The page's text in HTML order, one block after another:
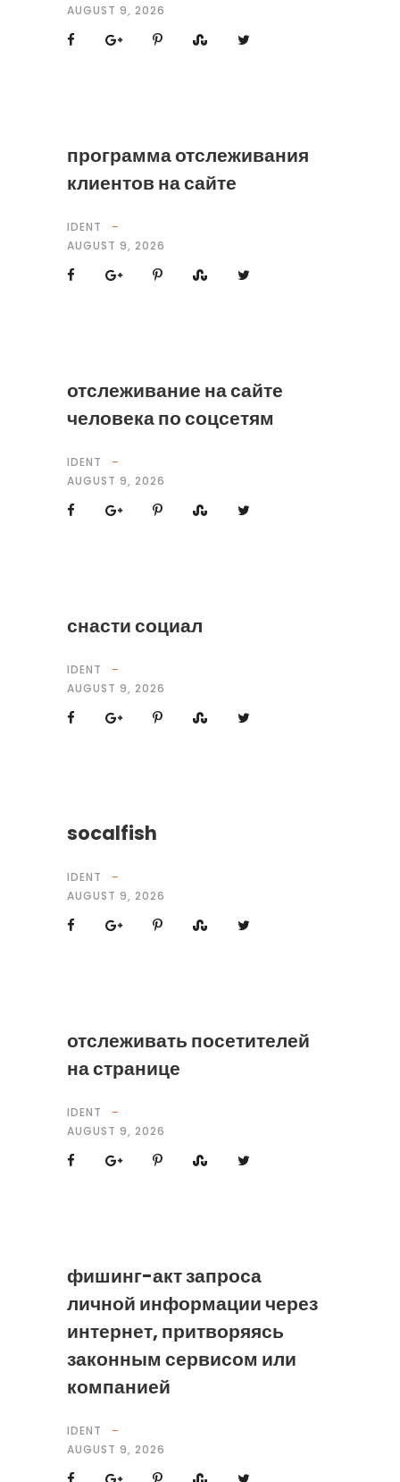
AUGUST 9, 2026
программа отслеживания
клиентов на сайте
IDENT
AUGUST 9, 2026
отслеживание на сайте
человека по соцсетям
IDENT
AUGUST 9, 2026
снасти социал
IDENT
AUGUST 9, 2026
socalfish
IDENT
AUGUST 9, 2026
отслеживать посетителей
на странице
IDENT
AUGUST 9, 2026
фишинг-акт запроса
личной информации через
интернет, притворяясь
законным сервисом или
компанией
IDENT
AUGUST 9, 2026